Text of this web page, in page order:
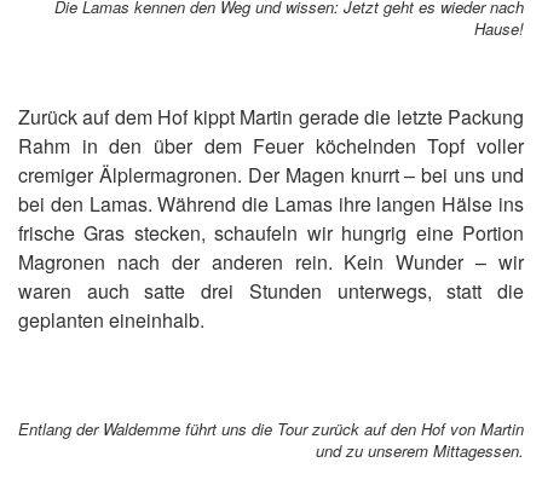
Die Lamas kennen den Weg und wissen: Jetzt geht es wieder nach
Hause!
Zurück auf dem Hof kippt Martin gerade die letzte Packung
Rahm in den über dem Feuer köchelnden Topf voller
cremiger Älplermagronen. Der Magen knurrt – bei uns und
bei den Lamas. Während die Lamas ihre langen Hälse ins
frische Gras stecken, schaufeln wir hungrig eine Portion
Magronen nach der anderen rein. Kein Wunder – wir
waren auch satte drei Stunden unterwegs, statt die
geplanten eineinhalb.
Entlang der Waldemme führt uns die Tour zurück auf den Hof von Martin
und zu unserem Mittagessen.